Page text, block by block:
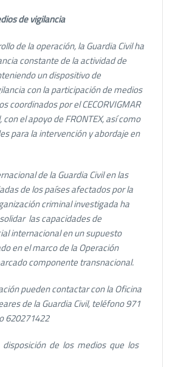
de vigilancia
de la operación, la Guardia Civil ha
constante de la actividad de
un dispositivo de
con la participación de medios
coordinados por el CECORVIGMAR
con el apoyo de FRONTEX, así como
para la intervención y abordaje en
de la Guardia Civil en las
de los países afectados por la
criminal investigada ha
las capacidades de
internacional en un supuesto
en el marco de la Operación
componente transnacional.
pueden contactar con la Oficina
de la Guardia Civil, teléfono 971
620271422
de los medios que los